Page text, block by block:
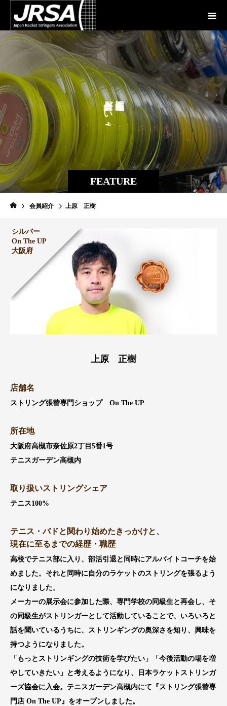
FEATURE
に
が
い
ま
す
会員紹介 上原 正樹
シルバー
On The UP
大阪府
上原 正樹
店舗名
ストリング張替専門ショップ On The UP
所在地
大阪府高槻市奈佐原2丁目5番1号
テニスガーデン高槻内
取り扱いストリングシェア
テニス100%
テニス・バドと関わり始めたきっかけと、
現在に至るまでの経歴・職歴
高校でテニス部に入り、部活引退と同時にアルバイトコーチを始
めました。それと同時に自分のラケットのストリングを張るよう
になりました。
メーカーの展示会に参加した際、専門学校の同級生と再会し、そ
の同級生がストリンガーとして活動していることで、いろいろと
話を聞いているうちに、ストリンギングの奥深さを知り、興味を
持つようになりました。
「もっとストリンギングの技術を学びたい」「今後活動の場を増
やしていきたい」と考えるようになり、日本ラケットストリンガ
ーズ協会に入会。テニスガーデン高槻内にて『ストリング張替専
門店 On The UP』をオープンしました。